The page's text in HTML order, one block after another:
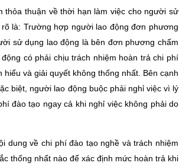
thỏa thuận về thời hạn làm việc cho người sử
là: Trường hợp người lao động đơn phương
sử dụng lao động là bên đơn phương chấm
có phải chịu trách nhiệm hoàn trả chi phí
và giải quyết không thống nhất. Bên cạnh
biệt, người lao động buộc phải nghỉ việc vì lý
đào tạo ngay cả khi nghỉ việc không phải do
dung về chi phí đào tạo nghề và trách nhiệm
thống nhất nào để xác định mức hoàn trả khi